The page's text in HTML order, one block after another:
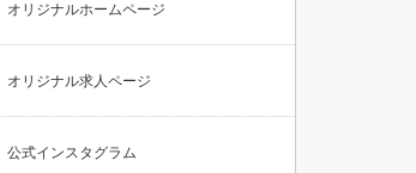
オリジナルホームページ
オリジナル求人ページ
公式インスタグラム